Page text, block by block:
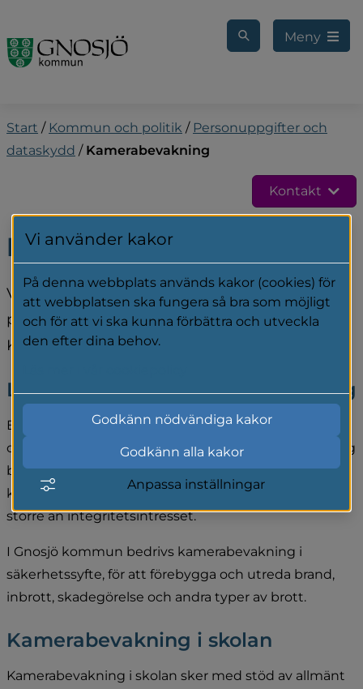
Meny
Start / Kommun och politik / Personuppgifter och
dataskydd / Kamerabevakning
Kontakt
Kamerabevakning
Vi arbetar aktivt mot skadegörelse och andra
problem i utemiljöer och i skolmiljön.
Kamerabevakning är en del av det arbetet.
Laglig grund för kamerabevakning
Enligt kamerabevakningslagen, 2018:1200, och
dataskyddsförordningen, GDPR, får kamerabevakning
bedrivas när det finns rättslig grund för detta. Vid
kamerabevakning ska även bevakningsintresset vara
större än integritetsintresset.
I Gnosjö kommun bedrivs kamerabevakning i
säkerhetssyfte, för att förebygga och utreda brand,
inbrott, skadegörelse och andra typer av brott.
Kamerabevakning i skolan
Kamerabevakning i skolan sker med stöd av allmänt
Vi använder kakor
På denna webbplats används kakor (cookies) för
att webbplatsen ska fungera så bra som möjligt
och för att vi ska kunna förbättra och utveckla
den efter dina behov.
Godkänn nödvändiga kakor
Godkänn alla kakor
Anpassa inställningar